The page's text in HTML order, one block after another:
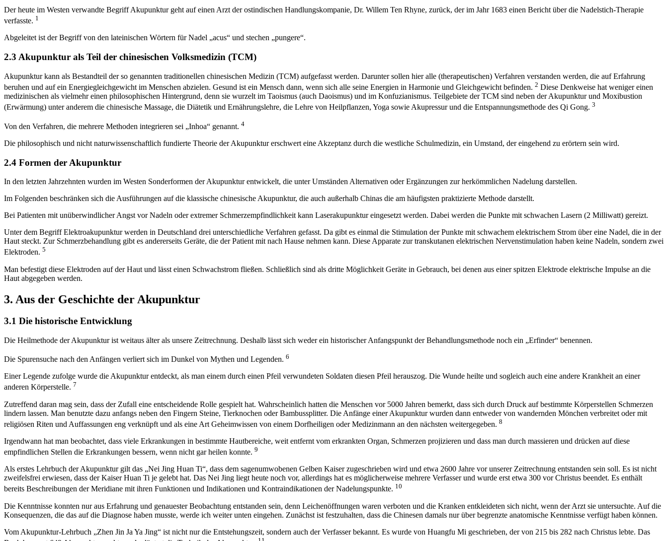
Der heute im Westen verwandte Begriff Akupunktur geht auf einen Arzt der ostindischen Handlungskompanie, Dr. Willem Ten Rhyne, zurück, der im Jahr 1683 einen Bericht über die Nadelstich-Therapie
verfasste. 1
Abgeleitet ist der Begriff von den lateinischen Wörtern für Nadel „acus“ und stechen „pungere“.
2.3 Akupunktur als Teil der chinesischen Volksmedizin (TCM)
Akupunktur kann als Bestandteil der so genannten traditionellen chinesischen Medizin (TCM) aufgefasst werden. Darunter sollen hier alle (therapeutischen) Verfahren verstanden werden, die auf Erfahrung
beruhen und auf ein Energiegleichgewicht im Menschen abzielen. Gesund ist ein Mensch dann, wenn sich alle seine Energien in Harmonie und Gleichgewicht befinden. 2 Diese Denkweise hat weniger einen
medizinischen als vielmehr einen philosophischen Hintergrund, denn sie wurzelt im Taoismus (auch Daoismus) und im Konfuzianismus. Teilgebiete der TCM sind neben der Akupunktur und Moxibustion
(Erwärmung) unter anderem die chinesische Massage, die Diätetik und Ernährungslehre, die Lehre von Heilpflanzen, Yoga sowie Akupressur und die Entspannungsmethode des Qi Gong. 3
Von den Verfahren, die mehrere Methoden integrieren sei „Inhoa“ genannt. 4
Die philosophisch und nicht naturwissenschaftlich fundierte Theorie der Akupunktur erschwert eine Akzeptanz durch die westliche Schulmedizin, ein Umstand, der eingehend zu erörtern sein wird.
2.4 Formen der Akupunktur
In den letzten Jahrzehnten wurden im Westen Sonderformen der Akupunktur entwickelt, die unter Umständen Alternativen oder Ergänzungen zur herkömmlichen Nadelung darstellen.
Im Folgenden beschränken sich die Ausführungen auf die klassische chinesische Akupunktur, die auch außerhalb Chinas die am häufigsten praktizierte Methode darstellt.
Bei Patienten mit unüberwindlicher Angst vor Nadeln oder extremer Schmerzempfindlichkeit kann Laserakupunktur eingesetzt werden. Dabei werden die Punkte mit schwachen Lasern (2 Milliwatt) gereizt.
Unter dem Begriff Elektroakupunktur werden in Deutschland drei unterschiedliche Verfahren gefasst. Da gibt es einmal die Stimulation der Punkte mit schwachem elektrischem Strom über eine Nadel, die in der
Haut steckt. Zur Schmerzbehandlung gibt es andererseits Geräte, die der Patient mit nach Hause nehmen kann. Diese Apparate zur transkutanen elektrischen Nervenstimulation haben keine Nadeln, sondern zwei
Elektroden. 5
Man befestigt diese Elektroden auf der Haut und lässt einen Schwachstrom fließen. Schließlich sind als dritte Möglichkeit Geräte in Gebrauch, bei denen aus einer spitzen Elektrode elektrische Impulse an die
Haut abgegeben werden.
3. Aus der Geschichte der Akupunktur
3.1 Die historische Entwicklung
Die Heilmethode der Akupunktur ist weitaus älter als unsere Zeitrechnung. Deshalb lässt sich weder ein historischer Anfangspunkt der Behandlungsmethode noch ein „Erfinder“ benennen.
Die Spurensuche nach den Anfängen verliert sich im Dunkel von Mythen und Legenden. 6
Einer Legende zufolge wurde die Akupunktur entdeckt, als man einem durch einen Pfeil verwundeten Soldaten diesen Pfeil herauszog. Die Wunde heilte und sogleich auch eine andere Krankheit an einer
anderen Körperstelle. 7
Zutreffend daran mag sein, dass der Zufall eine entscheidende Rolle gespielt hat. Wahrscheinlich hatten die Menschen vor 5000 Jahren bemerkt, dass sich durch Druck auf bestimmte Körperstellen Schmerzen
lindern lassen. Man benutzte dazu anfangs neben den Fingern Steine, Tierknochen oder Bambussplitter. Die Anfänge einer Akupunktur wurden dann entweder von wandernden Mönchen verbreitet oder mit
religiösen Riten und Auffassungen eng verknüpft und als eine Art Geheimwissen von einem Dorfheiligen oder Medizinmann an den nächsten weitergegeben. 8
Irgendwann hat man beobachtet, dass viele Erkrankungen in bestimmte Hautbereiche, weit entfernt vom erkrankten Organ, Schmerzen projizieren und dass man durch massieren und drücken auf diese
empfindlichen Stellen die Erkrankungen bessern, wenn nicht gar heilen konnte. 9
Als erstes Lehrbuch der Akupunktur gilt das „Nei Jing Huan Ti“, dass dem sagenumwobenen Gelben Kaiser zugeschrieben wird und etwa 2600 Jahre vor unserer Zeitrechnung entstanden sein soll. Es ist nicht
zweifelsfrei erwiesen, dass der Kaiser Huan Ti je gelebt hat. Das Nei Jing liegt heute noch vor, allerdings hat es möglicherweise mehrere Verfasser und wurde erst etwa 300 vor Christus beendet. Es enthält
bereits Beschreibungen der Meridiane mit ihren Funktionen und Indikationen und Kontraindikationen der Nadelungspunkte. 10
Die Kenntnisse konnten nur aus Erfahrung und genauester Beobachtung entstanden sein, denn Leichenöffnungen waren verboten und die Kranken entkleideten sich nicht, wenn der Arzt sie untersuchte. Auf die
Konsequenzen, die das auf die Diagnose haben musste, werde ich weiter unten eingehen. Zunächst ist festzuhalten, dass die Chinesen damals nur über begrenzte anatomische Kenntnisse verfügt haben können.
Vom Akupunktur-Lehrbuch „Zhen Jin Ja Ya Jing“ ist nicht nur die Entstehungszeit, sondern auch der Verfasser bekannt. Es wurde von Huangfu Mi geschrieben, der von 215 bis 282 nach Christus lebte. Das